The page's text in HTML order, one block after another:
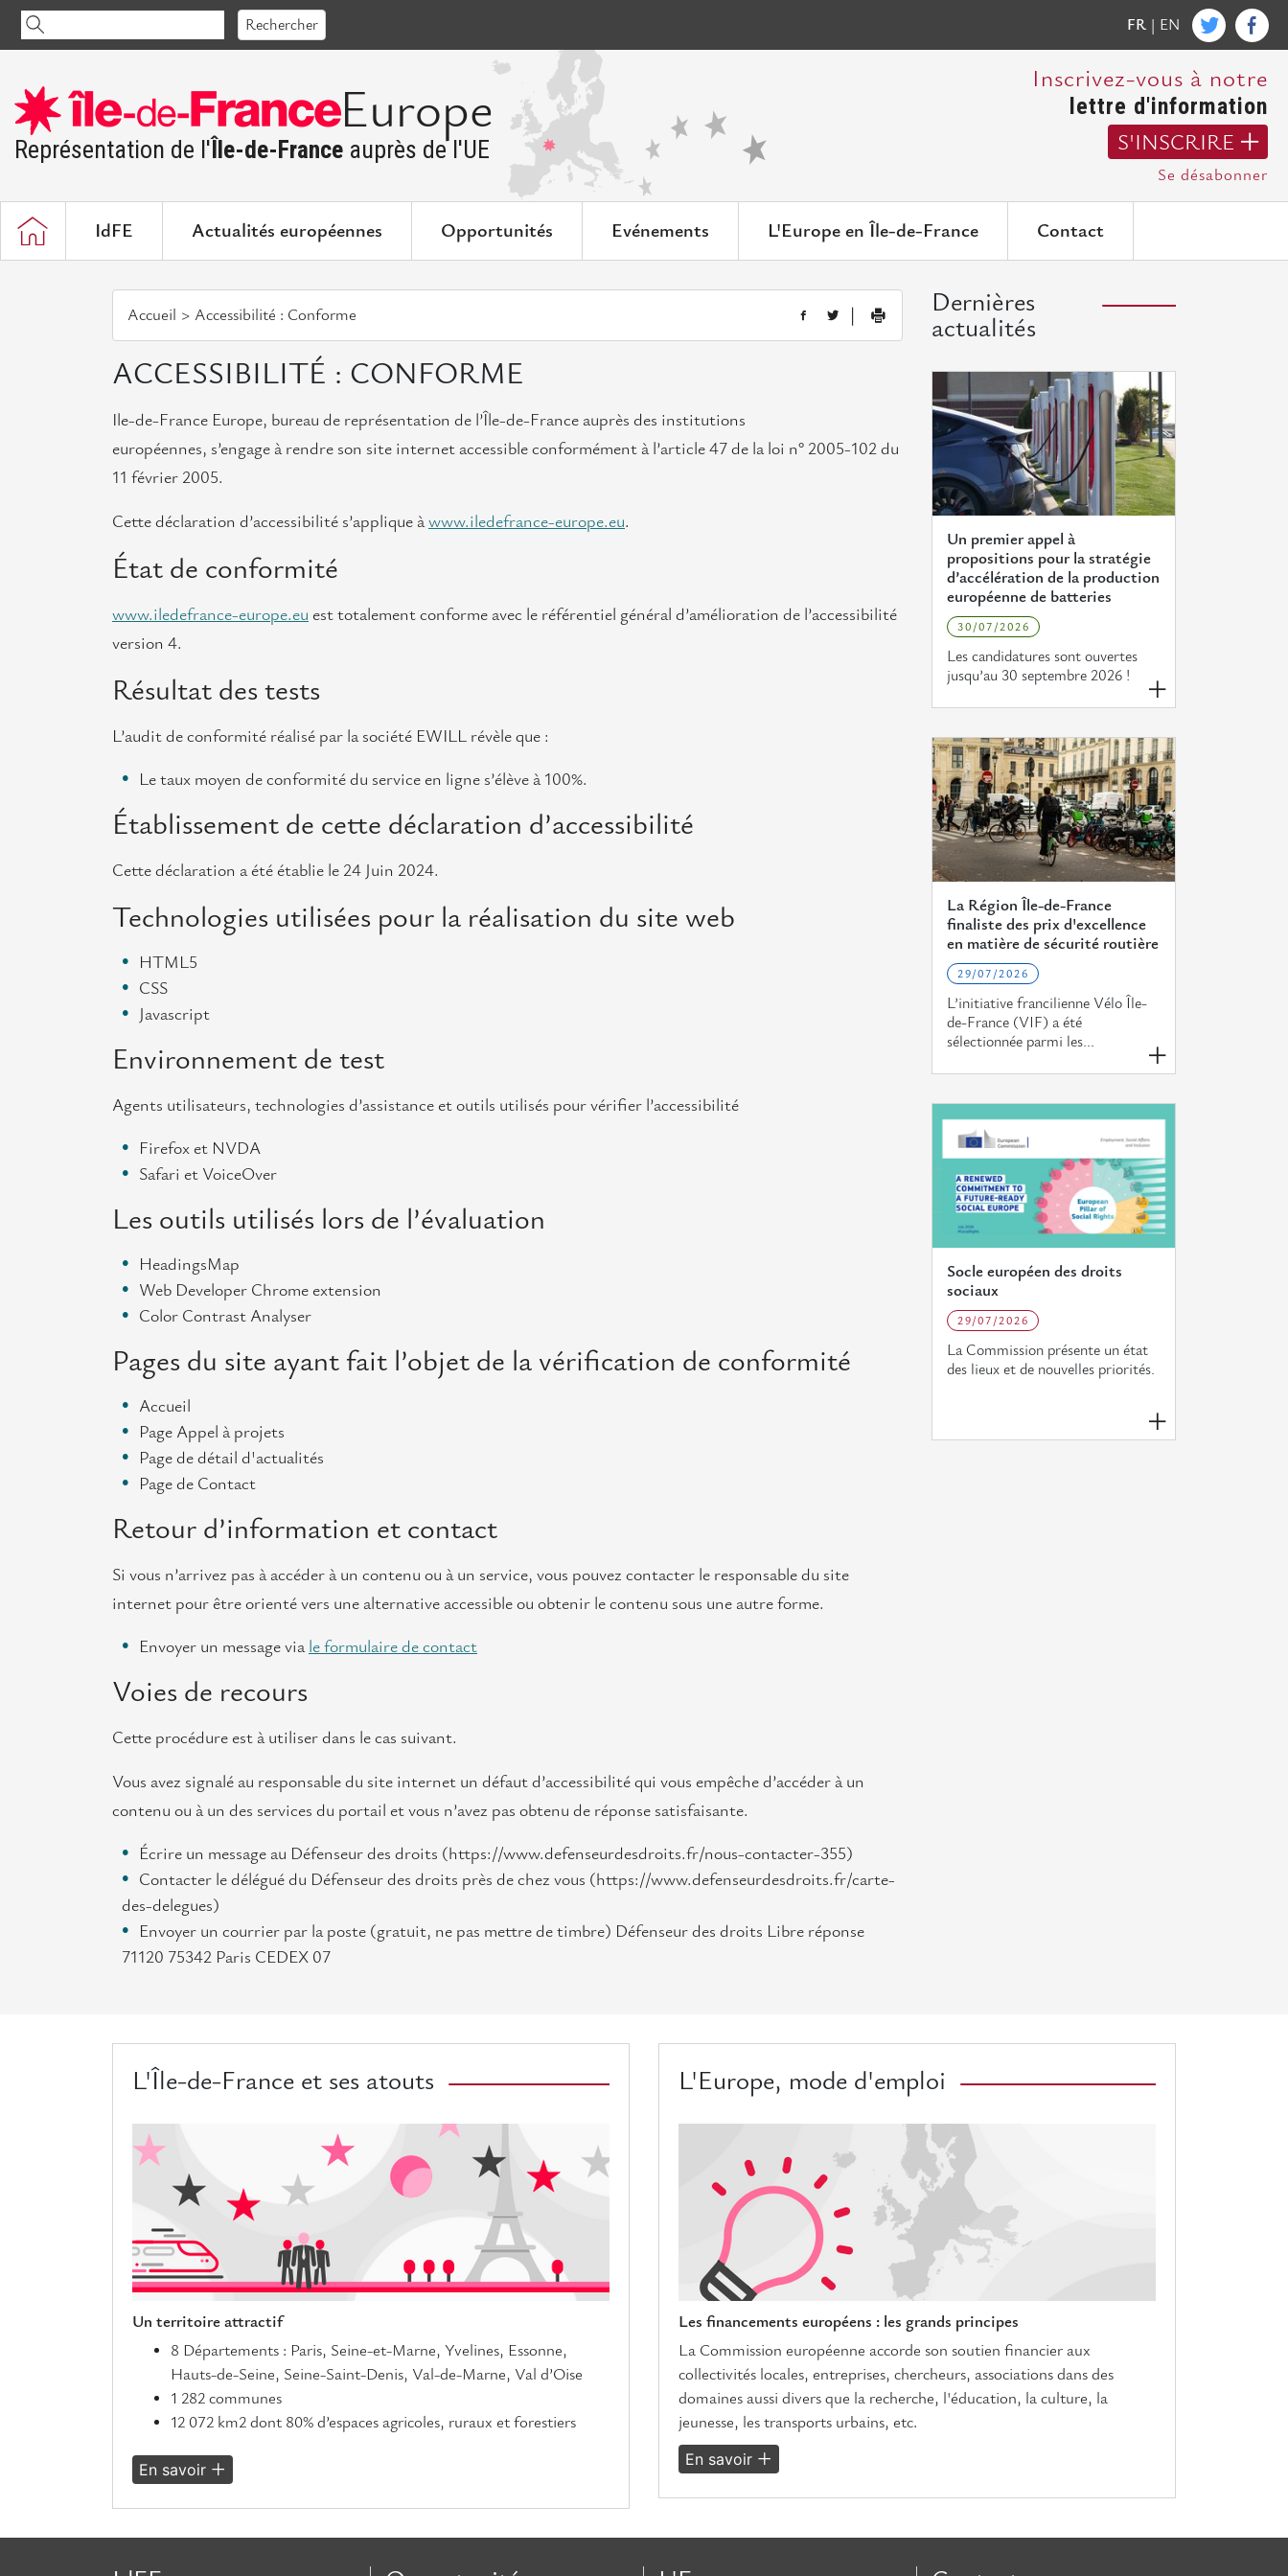
Accéder
Rechercher FR | EN
Europe
Représentation de l'Île-de-France auprès de l'UE
Inscrivez-vous à notre
lettre d'information
S'INSCRIRE
Se désabonner
IdFE Actualités européennes Opportunités Evénements L'Europe en Île-de-France Contact
Accueil Accessibilité : Conforme
ACCESSIBILITÉ : CONFORME
Ile-de-France Europe, bureau de représentation de l’Île-de-France auprès des institutions
européennes, s’engage à rendre son site internet accessible conformément à l’article 47 de la loi n° 2005-102 du
11 février 2005.
Cette déclaration d’accessibilité s’applique àwww.iledefrance-europe.eu.
État de conformité
www.iledefrance-europe.eu est totalement conforme avec le référentiel général d’amélioration de l’accessibilité
version 4.
Résultat des tests
L’audit de conformité réalisé par la société EWILL révèle que :
Le taux moyen de conformité du service en ligne s’élève à 100%.
Établissement de cette déclaration d’accessibilité
Cette déclaration a été établie le 24 Juin 2024.
Technologies utilisées pour la réalisation du site web
HTML5
CSS
Javascript
Environnement de test
Agents utilisateurs, technologies d’assistance et outils utilisés pour vérifier l’accessibilité
Firefox et NVDA
Safari et VoiceOver
Les outils utilisés lors de l’évaluation
HeadingsMap
Web Developer Chrome extension
Color Contrast Analyser
Pages du site ayant fait l’objet de la vérification de conformité
Accueil
Page Appel à projets
Page de détail d'actualités
Page de Contact
Retour d’information et contact
Si vous n’arrivez pas à accéder à un contenu ou à un service, vous pouvez contacter le responsable du site
internet pour être orienté vers une alternative accessible ou obtenir le contenu sous une autre forme.
Envoyer un message via le formulaire de contact
Voies de recours
Cette procédure est à utiliser dans le cas suivant.
Vous avez signalé au responsable du site internet un défaut d’accessibilité qui vous empêche d’accéder à un
contenu ou à un des services du portail et vous n’avez pas obtenu de réponse satisfaisante.
Écrire un message au Défenseur des droits (https://www.defenseurdesdroits.fr/nous-contacter-355)
Contacter le délégué du Défenseur des droits près de chez vous (https://www.defenseurdesdroits.fr/carte-
des-delegues)
Envoyer un courrier par la poste (gratuit, ne pas mettre de timbre) Défenseur des droits Libre réponse
71120 75342 Paris CEDEX 07
Dernières
actualités
Un premier appel à
propositions pour la stratégie
d’accélération de la production
européenne de batteries
30/07/2026
Les candidatures sont ouvertes
jusqu’au 30 septembre 2026 !
La Région Île-de-France
finaliste des prix d'excellence
en matière de sécurité routière
29/07/2026
L’initiative francilienne Vélo Île-
de-France (VIF) a été
sélectionnée parmi les...
Socle européen des droits
sociaux
29/07/2026
La Commission présente un état
des lieux et de nouvelles priorités.
L'Île-de-France et ses atouts
Un territoire attractif
8 Départements : Paris, Seine-et-Marne, Yvelines, Essonne,
Hauts-de-Seine, Seine-Saint-Denis, Val-de-Marne, Val d’Oise
1 282 communes
12 072 km2 dont 80% d’espaces agricoles, ruraux et forestiers
En savoir
L'Europe, mode d'emploi
Les financements européens : les grands principes
La Commission européenne accorde son soutien financier aux
collectivités locales, entreprises, chercheurs, associations dans des
domaines aussi divers que la recherche, l'éducation, la culture, la
jeunesse, les transports urbains, etc.
En savoir